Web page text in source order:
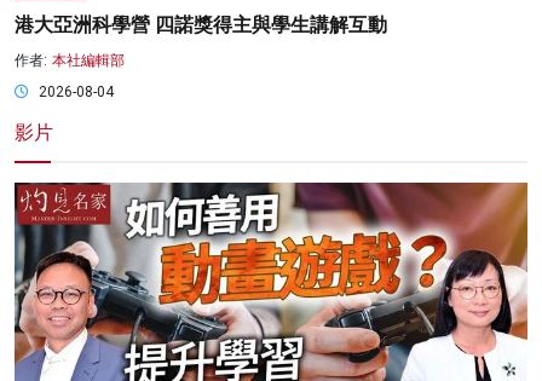
港大亞洲科學營 四諾獎得主與學生講解互動
作者: 本社編輯部
2026-08-04
影片